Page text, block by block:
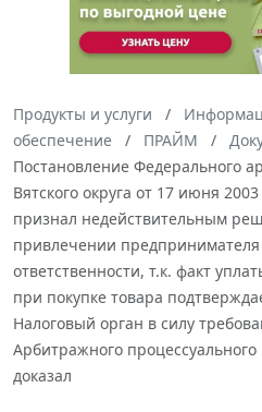
Продукты и услуги
обеспечение
ПРАЙМ
Постановление Федерального
Вятского округа от 17 июня
признал недействительным
привлечении предпринимателя
ответственности, т.к. факт
при покупке товара
Налоговый орган в силу
Арбитражного
доказал